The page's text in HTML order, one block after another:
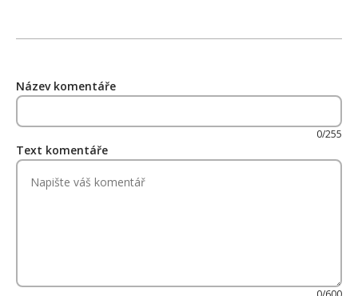
Název komentáře
0/255
Text komentáře